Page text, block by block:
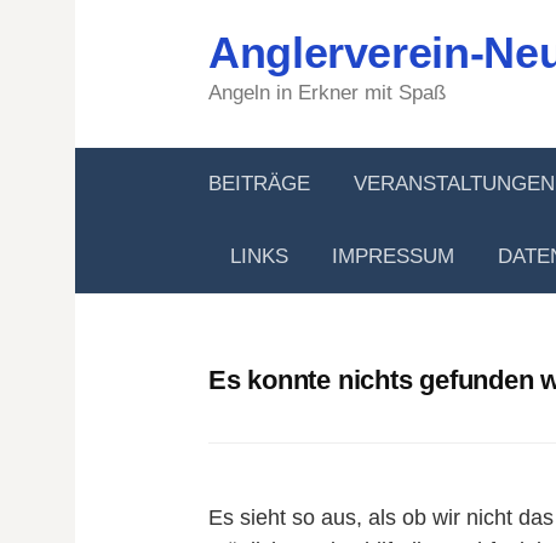
Anglerverein-
Angeln in Erkner mit Spaß
BEITRÄGE VERANSTALTUNGEN
LINKS IMPRESSUM
Es konnte nichts gefunden
Es sieht so aus, als ob wir nicht